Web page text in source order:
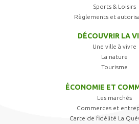
Sports & Loisirs
Règlements et
DÉCOUVRIR LA
Une ville à vivre
La nature
Tourisme
ÉCONOMIE ET
Les marchés
Commerces et
Carte de fidélité La